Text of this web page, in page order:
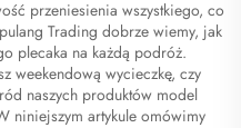
przeniesienia wszystkiego, co
Trading dobrze wiemy, jak
plecaka na każdą podróż.
weekendową wycieczkę, czy
naszych produktów model
niniejszym artykule omówimy